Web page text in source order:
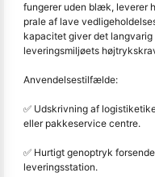
fungerer uden blæk, leverer
prale af lave
kapacitet giver det
leveringsmiljøets
Anvendelsestilfælde:
✅ Udskrivning af
eller pakkeservice centre.
✅ Hurtigt genoptryk
leveringsstation.